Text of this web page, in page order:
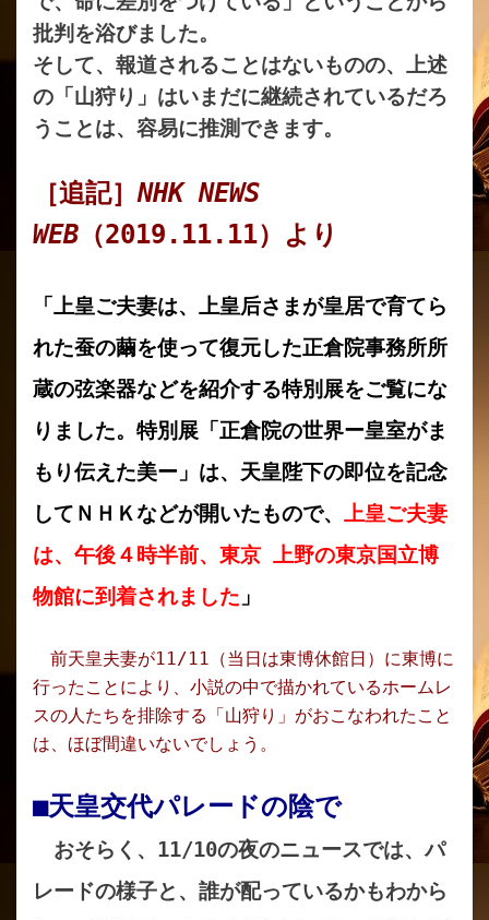
批判を浴びました。
そして、報道されることはないものの、上述
の「山狩り」はいまだに継続されているだろ
うことは、容易に推測できます。
［追記］NHK NEWS
WEB （2019.11.11）より
「上皇ご夫妻は、上皇后さまが皇居で育てら
れた蚕の繭を使って復元した正倉院事務所所
蔵の弦楽器などを紹介する特別展をご覧にな
りました。特別展「正倉院の世界ー皇室がま
もり伝えた美ー」は、天皇陛下の即位を記念
してＮＨＫなどが開いたもので、 上皇ご夫妻
は、午後４時半前、東京 上野の東京国立博
物館に到着されました 」
前天皇夫妻が11/11（当日は東博休館日）に東博に
行ったことにより、小説の中で描かれているホームレ
スの人たちを排除する「山狩り」がおこなわれたこと
は、ほぼ間違いないでしょう。
■天皇交代パレードの陰で
おそらく、11/10の夜のニュースでは、パ
レードの様子と、誰が配っているかもわから